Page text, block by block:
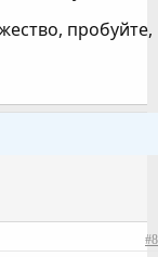
пробуйте,
#8